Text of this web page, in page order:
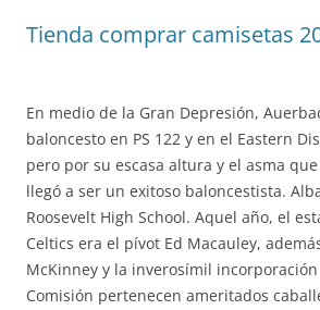
Tienda comprar camisetas
En medio de la Gran Depresión,
baloncesto en PS 122 y en el Eastern
pero por su escasa altura y el asma
llegó a ser un exitoso baloncestista.
Roosevelt High School. Aquel año, el
Celtics era el pívot Ed Macauley,
McKinney y la inverosímil incorporación
Comisión pertenecen ameritados